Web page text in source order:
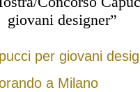
giovani designer”
per giovani
a Milano